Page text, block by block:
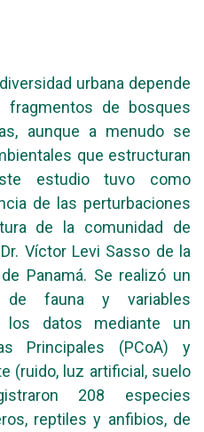
urbana depende
de bosques
aunque a menudo se
que estructuran
estudio tuvo como
de las perturbaciones
de la comunidad de
Víctor Levi Sasso de la
Panamá. Se realizó un
de fauna y variables
los datos mediante un
Principales (PCoA) y
(ruido, luz artificial, suelo
208 especies
reptiles y anfibios, de